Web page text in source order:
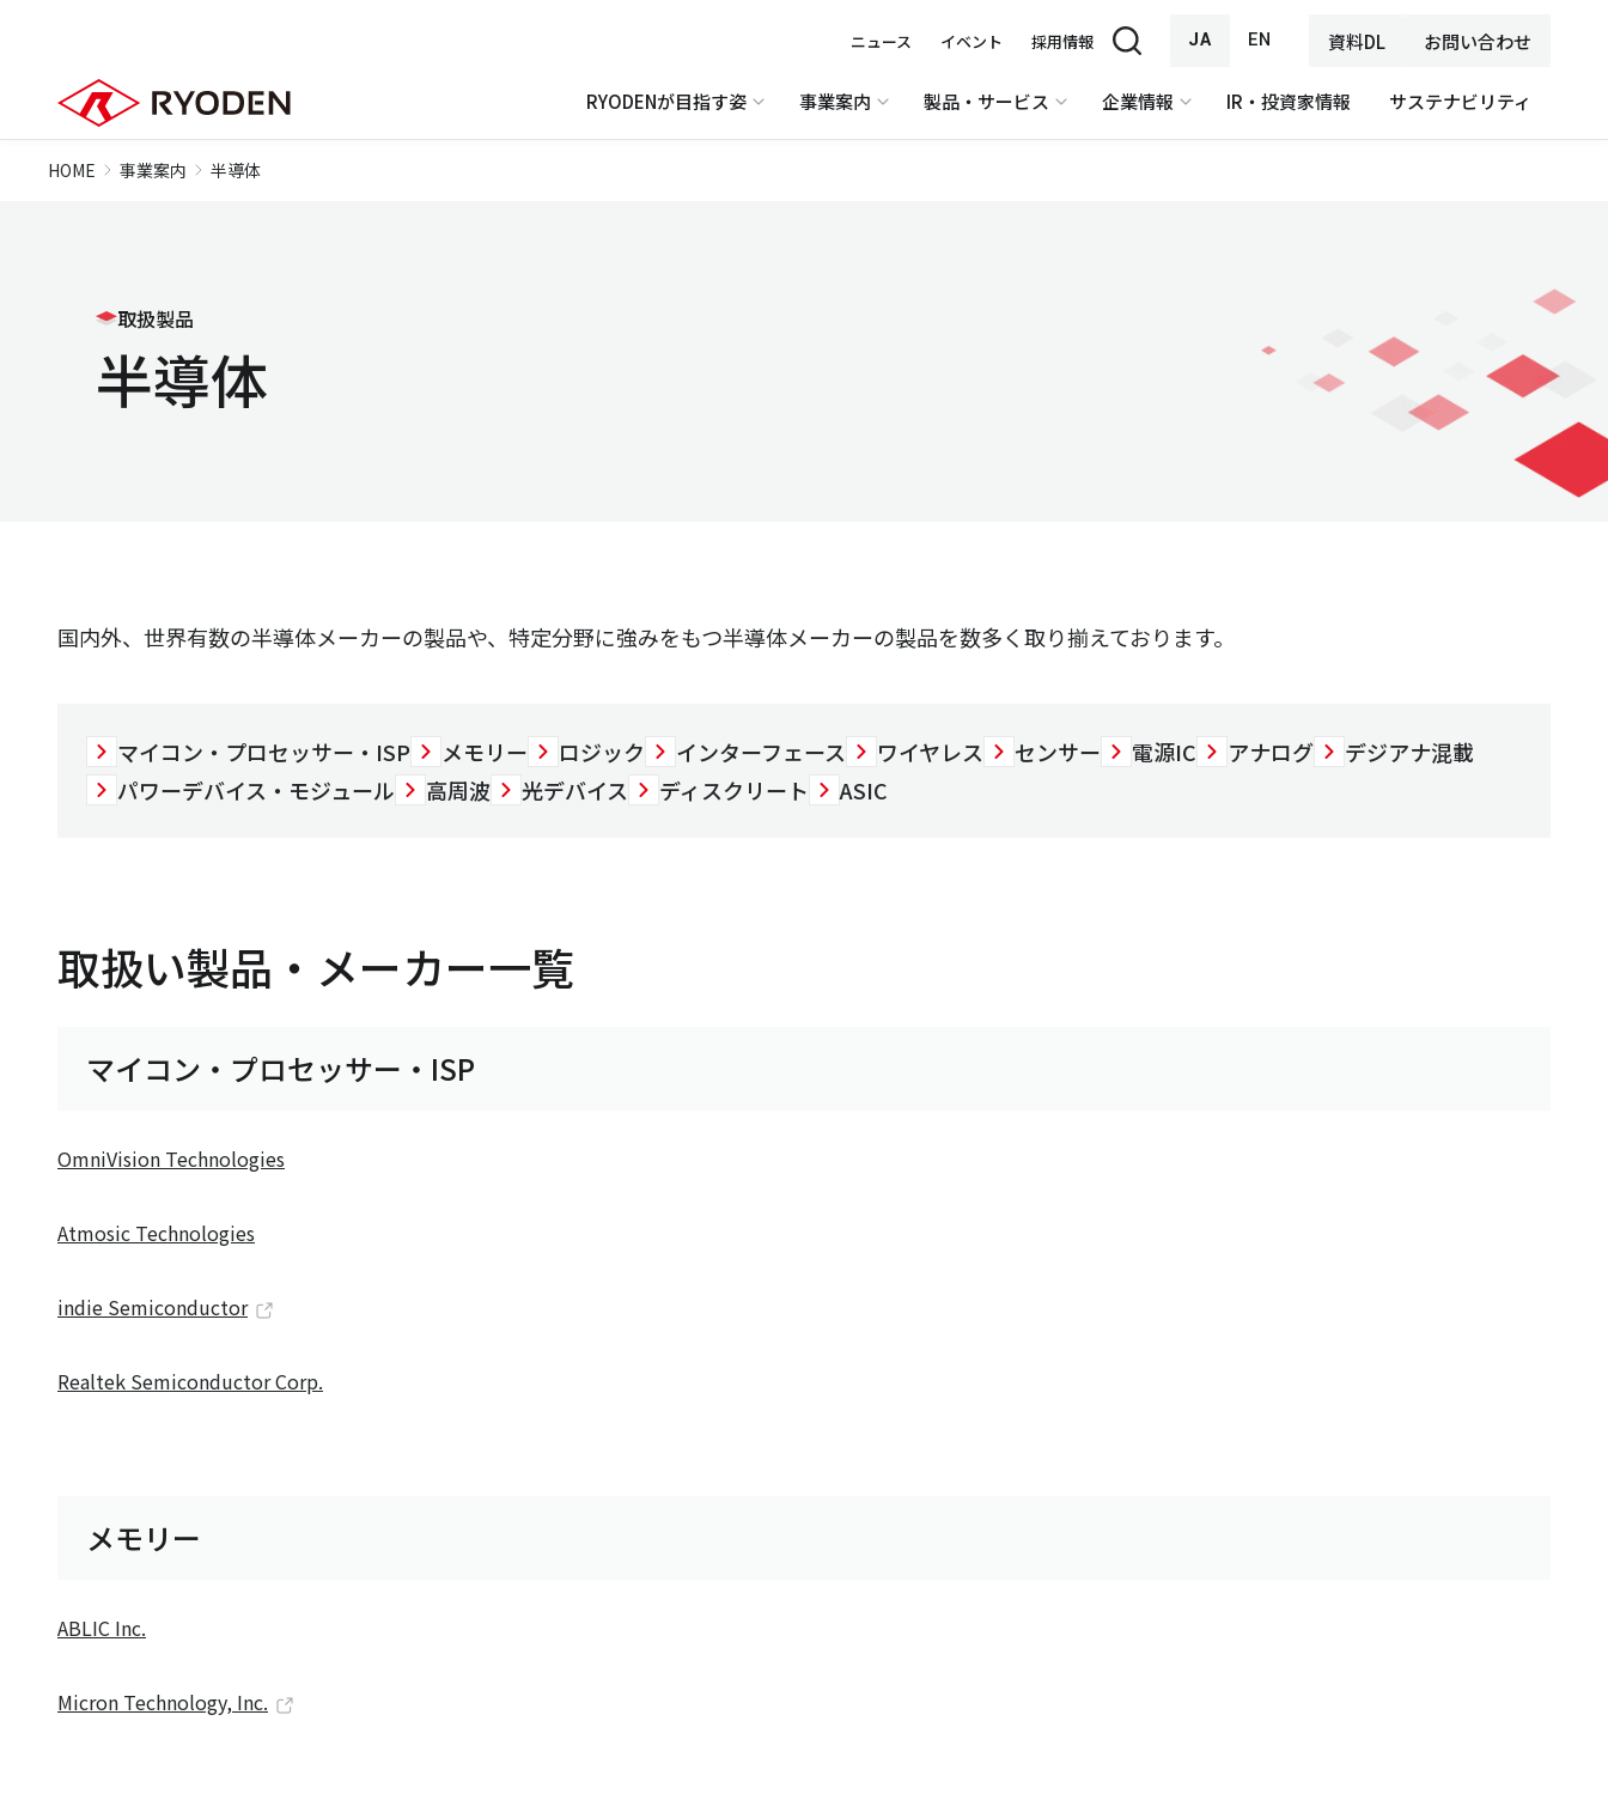
ニュース イベント 採用情報 JA EN 資料DL お問い合わせ
RYODENが目指す姿 事業案内 製品・サービス 企業情報 IR・投資家情報 サステナビリティ
HOME 事業案内 半導体
取扱製品
半導体
国内外、世界有数の半導体メーカーの製品や、特定分野に強みをもつ半導体メーカーの製品を数多く取り揃えております。
マイコン・プロセッサー・ISP メモリー ロジック インターフェース ワイヤレス センサー 電源IC アナログ
デジアナ混載
パワーデバイス・モジュール
高周波 光デバイス ディスクリート ASIC
取扱い製品・メーカー一覧
マイコン・プロセッサー・ISP
OmniVision Technologies
Atmosic Technologies
indie Semiconductor
Realtek Semiconductor Corp.
メモリー
ABLIC Inc.
Micron Technology, Inc.